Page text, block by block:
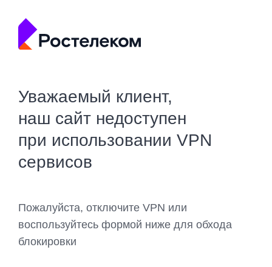
Уважаемый клиент,
наш сайт недоступен
при использовании VPN
сервисов
Пожалуйста, отключите VPN или
воспользуйтесь формой ниже для обхода
блокировки